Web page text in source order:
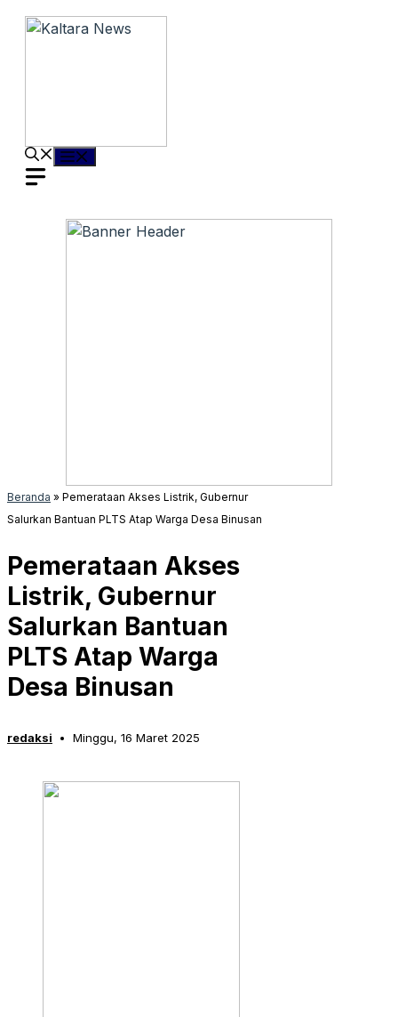
Langsung
Menu
Beranda » Pemerataan Akses Listrik, Gubernur
Salurkan Bantuan PLTS Atap Warga Desa Binusan
Pemerataan Akses
Listrik, Gubernur
Salurkan Bantuan
PLTS Atap Warga
Desa Binusan
redaksi Minggu, 16 Maret 2025